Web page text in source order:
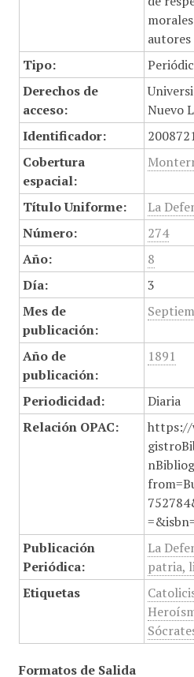
autores
Tipo:
Derechos de
acceso:
Nuevo
Identificador:
Cobertura
espacial:
Título Uniforme:
La
Número:
274
Año:
8
Día:
3
Mes de
publicación:
Año de
publicación:
1891
Periodicidad:
Diaria
Relación OPAC:
https://
Publicación
Periódica:
La
patria,
Etiquetas
Formatos de Salida